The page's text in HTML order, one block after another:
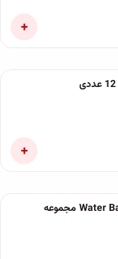
+
+
بادکنک آبی مدل Water Balloons مجموعه